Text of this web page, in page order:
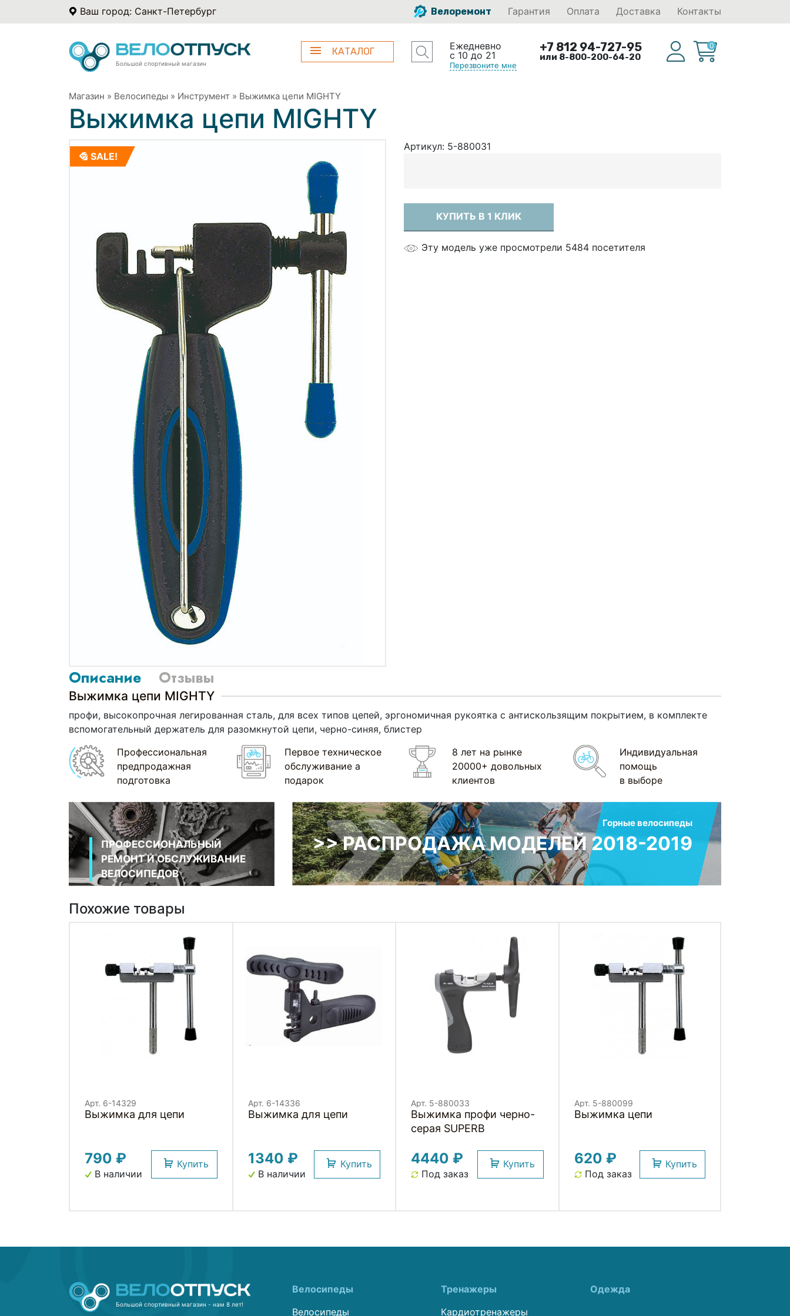
Ваш город: Санкт-Петербург Велоремонт Гарантия Оплата Доставка Контакты
Большой спортивный магазин
КАТАЛОГ
Ежедневно
с 10 до 21
Перезвоните мне
+7 812 94-727-95
или 8-800-200-64-20
0
Магазин » Велосипеды » Инструмент » Выжимка цепи MIGHTY
Выжимка цепи MIGHTY
SALE!
Артикул: 5-880031
КУПИТЬ В 1 КЛИК
Эту модель уже просмотрели 5484 посетителя
Описание Отзывы
Выжимка цепи MIGHTY
профи, высокопрочная легированная сталь, для всех типов цепей, эргономичная рукоятка с антискользящим покрытием, в комплекте
вспомогательный держатель для разомкнутой цепи, черно-синяя, блистер
Профессиональная
предпродажная
подготовка
Первое техническое
обслуживание а
подарок
8 лет на рынке
20000+ довольных
клиентов
Индивидуальная
помощь
в выборе
ПРОФЕССИОНАЛЬНЫЙ
РЕМОНТ И ОБСЛУЖИВАНИЕ
ВЕЛОСИПЕДОВ
Горные велосипеды
>> РАСПРОДАЖА МОДЕЛЕЙ 2018-2019
Похожие товары
Арт. 6-14329
Выжимка для цепи
790 ₽
В наличии
Купить
Арт. 6-14336
Выжимка для цепи
1340 ₽
В наличии
Купить
Арт. 5-880033
Выжимка профи черно-
серая SUPERB
4440 ₽
Под заказ
Купить
Арт. 5-880099
Выжимка цепи
620 ₽
Под заказ
Купить
Большой спортивный магазин - нам 8 лет!
Велосипеды
Велосипеды
Тренажеры
Кардиотренажеры
Одежда